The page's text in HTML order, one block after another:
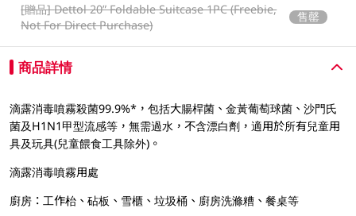
[贈品]Dettol 20” Foldable Suitcase 1PC (Freebie,
Not For Direct Purchase)
售罄
商品詳情
滴露消毒噴霧殺菌99.9%*，包括大腸桿菌、金黃葡萄球菌、沙門氏
菌及H1N1甲型流感等，無需過水，不含漂白劑，適用於所有兒童用
具及玩具(兒童餵食工具除外)。
滴露消毒噴霧用處
廚房：工作枱、砧板、雪櫃、垃圾桶、廚房洗滌糟、餐桌等